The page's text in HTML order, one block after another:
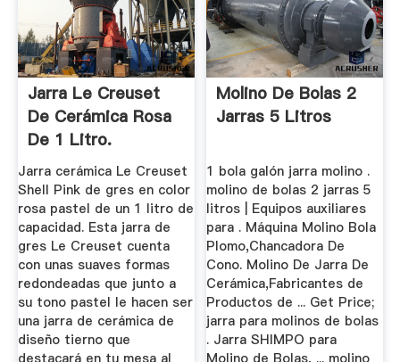
Jarra Le Creuset
De Cerámica Rosa
De 1 Litro.
Jarra cerámica Le Creuset
Shell Pink de gres en color
rosa pastel de un 1 litro de
capacidad. Esta jarra de
gres Le Creuset cuenta
con unas suaves formas
redondeadas que junto a
su tono pastel le hacen ser
una jarra de cerámica de
diseño tierno que
destacará en tu mesa al
Molino De Bolas 2
Jarras 5 Litros
1 bola galón jarra molino .
molino de bolas 2 jarras 5
litros | Equipos auxiliares
para . Máquina Molino Bola
Plomo,Chancadora De
Cono. Molino De Jarra De
Cerámica,Fabricantes de
Productos de ... Get Price;
jarra para molinos de bolas
. Jarra SHIMPO para
Molino de Bolas, ... molino